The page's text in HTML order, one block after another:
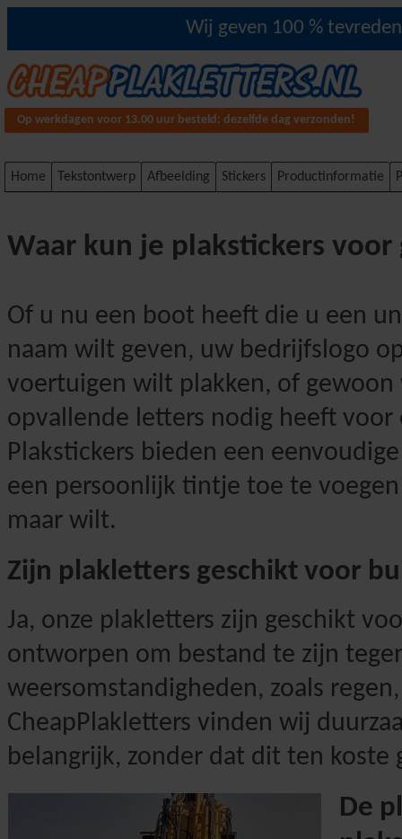
Wij geven 100 %
Op werkdagen voor 13.00 uur besteld: dezelfde dag verzonden!
Home Tekstontwerp Afbeelding Stickers Productinformatie
Waar kun je plakstickers voor
Of u nu een boot heeft die u een
naam wilt geven, uw bedrijfslogo
voertuigen wilt plakken, of gewoon
opvallende letters nodig heeft voor
Plakstickers bieden een
een persoonlijk tintje toe te
maar wilt.
Zijn plakletters geschikt voor
Ja, onze plakletters zijn geschikt
ontworpen om bestand te zijn
weersomstandigheden, zoals
CheapPlakletters vinden wij
belangrijk, zonder dat dit ten koste
De